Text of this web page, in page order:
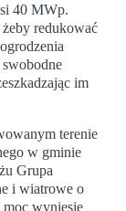
40 MWp.
redukować
im
terenie
w gminie
Grupa
i wiatrowe o
wyniesie